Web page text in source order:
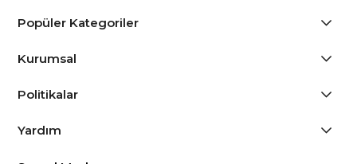
Popüler Kategoriler
Kurumsal
Politikalar
Yardım